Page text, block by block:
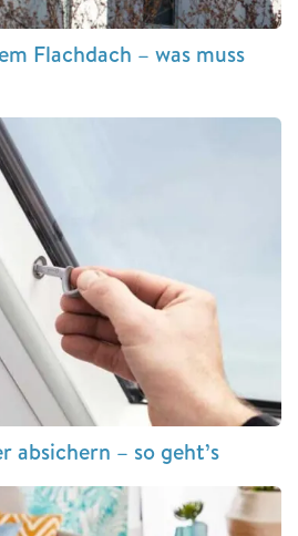
Flachdach – was muss
absichern – so geht’s